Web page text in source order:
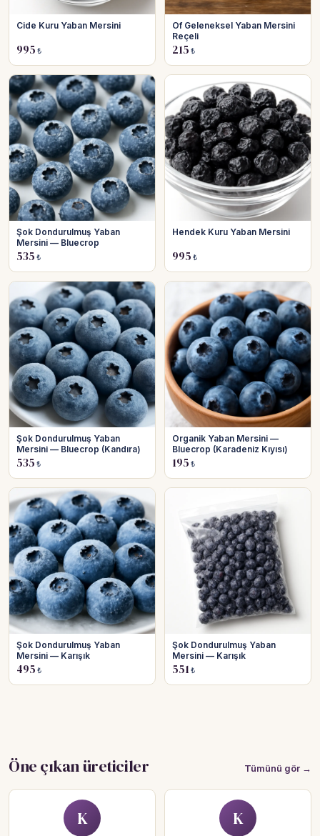
Cide Kuru Yaban Mersini
995 ₺
Of Geleneksel Yaban Mersini
Reçeli
215 ₺
Şok Dondurulmuş Yaban
Mersini — Bluecrop
535 ₺
Hendek Kuru Yaban Mersini
995 ₺
Şok Dondurulmuş Yaban
Mersini — Bluecrop (Kandıra)
535 ₺
Organik Yaban Mersini —
Bluecrop (Karadeniz Kıyısı)
195 ₺
Şok Dondurulmuş Yaban
Mersini — Karışık
495 ₺
Şok Dondurulmuş Yaban
Mersini — Karışık
551₺
Öne çıkan üreticiler Tümünü gör →
K K